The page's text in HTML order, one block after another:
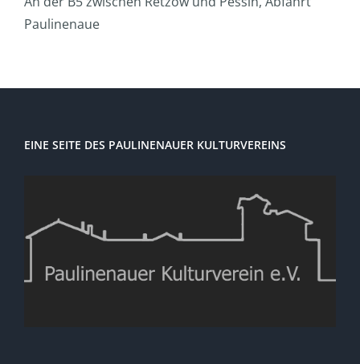
Paulinenaue
EINE SEITE DES PAULINENAUER KULTURVEREINS